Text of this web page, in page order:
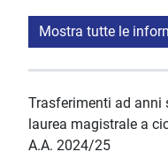
Mostra tutte le
Trasferimenti ad anni
laurea magistrale a
A.A. 2024/25